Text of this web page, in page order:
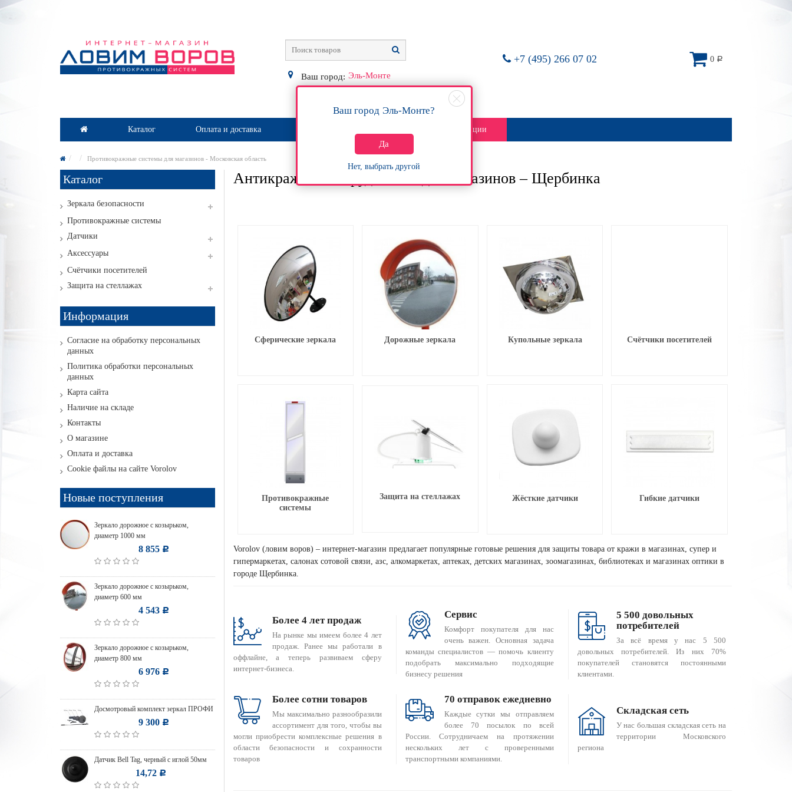
+7 (495) 266 07 02
Ваш город: Эль-Монте
Ваш город Эль-Монте?
Да
Нет, выбрать другой
0 Р
Каталог Оплата и доставка Акции
Противокражные системы для магазинов - Московская область
Каталог
Зеркала безопасности
Противокражные системы
Датчики
Аксессуары
Счётчики посетителей
Защита на стеллажах
Информация
Согласие на обработку персональных
данных
Политика обработки персональных
данных
Карта сайта
Наличие на складе
Контакты
О магазине
Оплата и доставка
Cookie файлы на сайте Vorolov
Новые поступления
Зеркало дорожное с козырьком,
диаметр 1000 мм
8 855 Р
Зеркало дорожное с козырьком,
диаметр 600 мм
4 543 Р
Зеркало дорожное с козырьком,
диаметр 800 мм
6 976 Р
Досмотровый комплект зеркал ПРОФИ
9 300 Р
Датчик Bell Tag, черный с иглой 50мм
14,72 Р
Антикражное оборудование для магазинов – Щербинка
Сферические зеркала Дорожные зеркала Купольные зеркала Счётчики посетителей
Противокражные
системы
Защита на стеллажах Жёсткие датчики Гибкие датчики
Vorolov (ловим воров) – интернет-магазин предлагает популярные готовые решения для защиты товара от кражи в магазинах, супер и
гипермаркетах, салонах сотовой связи, азс, алкомаркетах, аптеках, детских магазинах, зоомагазинах, библиотеках и магазинах оптики в
городе Щербинка.
Более 4 лет продаж
На рынке мы имеем более 4 лет
продаж. Ранее мы работали в
оффлайне, а теперь развиваем сферу
интернет-бизнеса.
Сервис
Комфорт покупателя для нас
очень важен. Основная задача
команды специалистов — помочь клиенту
подобрать максимально подходящие
бизнесу решения
5 500 довольных
потребителей
За всё время у нас 5 500
довольных потребителей. Из них 70%
покупателей становятся постоянными
клиентами.
Более сотни товаров
Мы максимально разнообразили
ассортимент для того, чтобы вы
могли приобрести комплексные решения в
области безопасности и сохранности
товаров
70 отправок ежедневно
Каждые сутки мы отправляем
более 70 посылок по всей
России. Сотрудничаем на протяжении
нескольких лет с проверенными
транспортными компаниями.
Складская сеть
У нас большая складская сеть на
территории Московского
региона